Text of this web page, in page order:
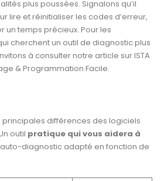
plus poussées. Signalons qu’il
lire et réinitialiser les codes d’erreur,
un temps précieux. Pour les
cherchent un outil de diagnostic plus
à consulter notre article sur ISTA
& Programmation Facile.
différences des logiciels
outil pratique qui vous aidera à
diagnostic adapté en fonction de